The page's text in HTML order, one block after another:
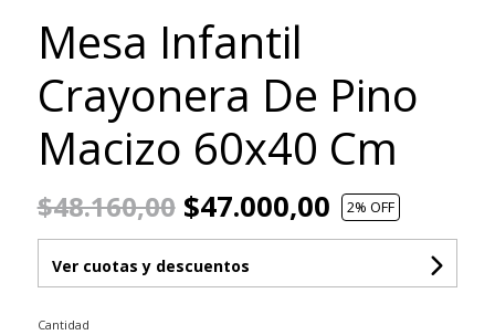
Mesa Infantil
Crayonera De Pino
Macizo 60x40 Cm
$48.160,00$47.000,00 2% OFF
Ver cuotas y descuentos
Cantidad